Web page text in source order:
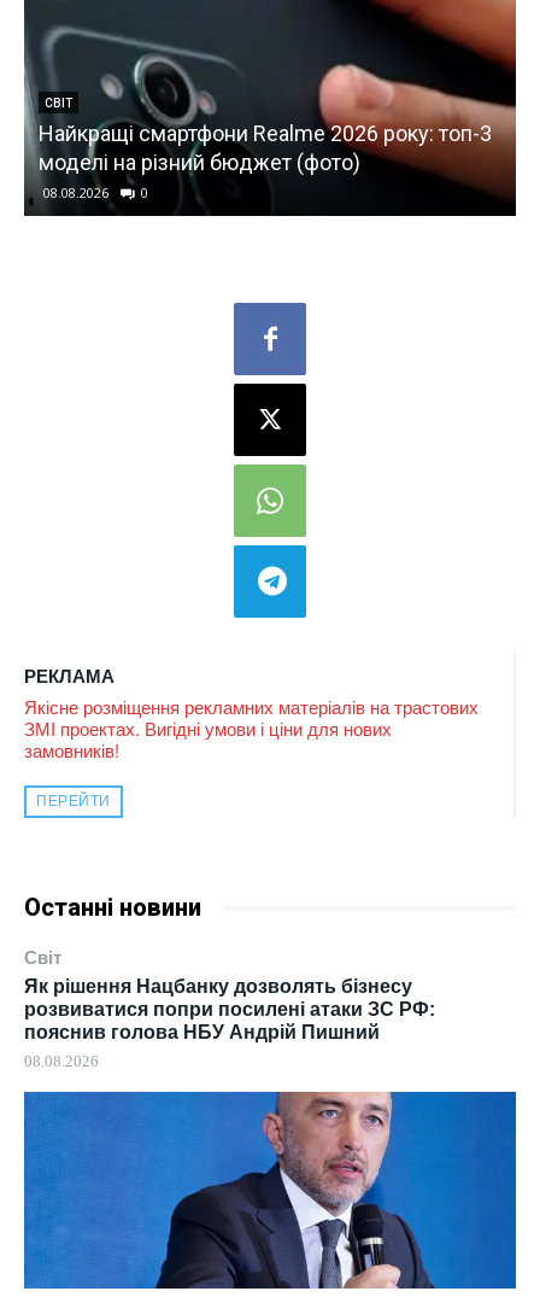
РЕКЛАМА
Якісне розміщення рекламних матеріалів на трастових
ЗМІ проектах. Вигідні умови і ціни для нових
замовників!
ПЕРЕЙТИ
Останні новини
Світ
Як рішення Нацбанку дозволять бізнесу
розвиватися попри посилені атаки ЗС РФ:
пояснив голова НБУ Андрій Пишний
08.08.2026
СВІТ
Найкращі смартфони Realme 2026 року: топ-3
моделі на різний бюджет (фото)
08.08.2026 0